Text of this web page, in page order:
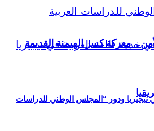
نيجيريا ودور “المجلس الوطني للدراسات
.. معركة كسر الهيمنة القديمة